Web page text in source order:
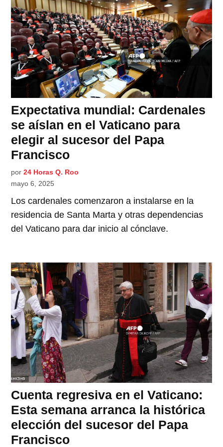
Expectativa mundial: Cardenales
se aíslan en el Vaticano para
elegir al sucesor del Papa
Francisco
por 24 Horas Q. Roo
mayo 6, 2025
Los cardenales comenzaron a instalarse en la
residencia de Santa Marta y otras dependencias
del Vaticano para dar inicio al cónclave.
Cuenta regresiva en el Vaticano:
Esta semana arranca la histórica
elección del sucesor del Papa
Francisco